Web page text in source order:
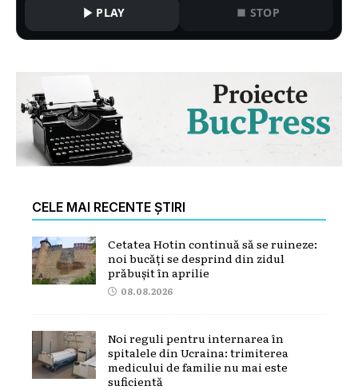
PLAY STOP
CELE MAI RECENTE ȘTIRI
Cetatea Hotin continuă să se ruineze:
noi bucăți se desprind din zidul
prăbușit în aprilie
08.08.2026
Noi reguli pentru internarea în
spitalele din Ucraina: trimiterea
medicului de familie nu mai este
suficientă